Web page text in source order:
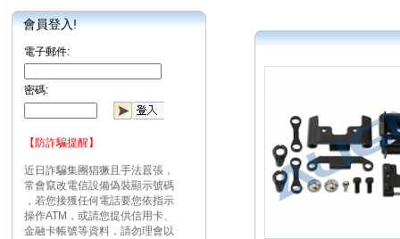
會員登入!
電子郵件:
密碼:
【防詐騙提醒】
近日詐騙集團猖獗且手法囂張，
常會竄改電信設備偽裝顯示號碼
，若您接獲任何電話要您依指示
操作ATM，或請您提供信用卡、
金融卡帳號等資料，請勿理會以